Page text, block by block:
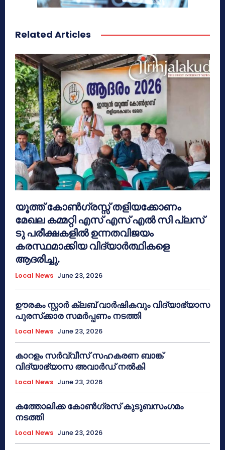
Related Articles
യൂത്ത് കോൺഗ്രസ്സ് തളിയക്കോണം
മേഖല കമ്മറ്റി എസ് എസ് എൽ സി പ്ലസ്
ടു പരീക്ഷകളിൽ ഉന്നതവിജയം
കരസ്ഥമാക്കിയ വിദ്യാർത്ഥികളെ
ആദരിച്ചു.
Local News June 23, 2026
ഊരകം സ്റ്റാർ ക്ലബ് വാർഷികവും വിദ്യാഭ്യാസ
പുരസ്‌ക്കാര സമർപ്പണം നടത്തി
Local News June 23, 2026
കാറളം സർവ്വീസ് സഹകരണ ബാങ്ക്
വിദ്യാഭ്യാസ അവാർഡ് നൽകി
Local News June 23, 2026
കത്തോലിക്ക കോൺഗ്രസ് കുടുബസംഗമം
നടത്തി
Local News June 23, 2026